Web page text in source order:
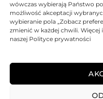
wówczas wybierają Państwo
możliwość akceptacji
wybieranie pola „Zobacz
zmienić w każdej chwili.
naszej Polityce prywatności
BRAK